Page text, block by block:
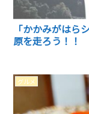
「かかみがはら
原を走ろう！！
グルメ